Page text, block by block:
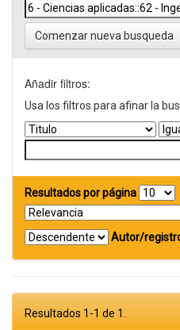
Comenzar nueva busqueda
Añadir filtros:
Usa los filtros para afinar la
Resultados por página
Autor/
Resultados 1-1 de 1.